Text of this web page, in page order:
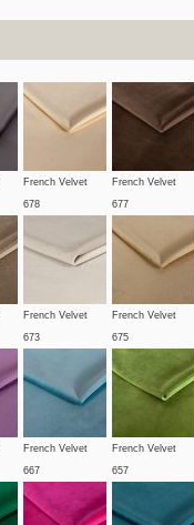
French Velvet
678
French Velvet
677
French Velvet
673
French Velvet
675
French Velvet
667
French Velvet
657